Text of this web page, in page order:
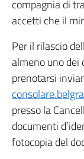
compagnia di
accetti che il
Per il rilascio
almeno uno dei
prenotarsi
presso la
documenti
fotocopia del